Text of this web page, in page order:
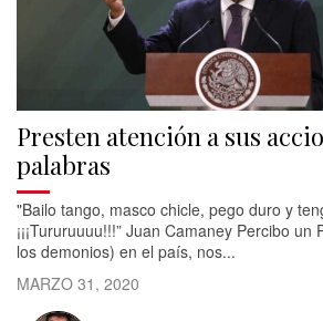
Presten atención a sus
palabras
"Bailo tango, masco chicle, pego duro y
¡¡¡Tururuuuu!!!” Juan Camaney Percibo
los demonios) en el país, nos...
MARZO 31, 2020